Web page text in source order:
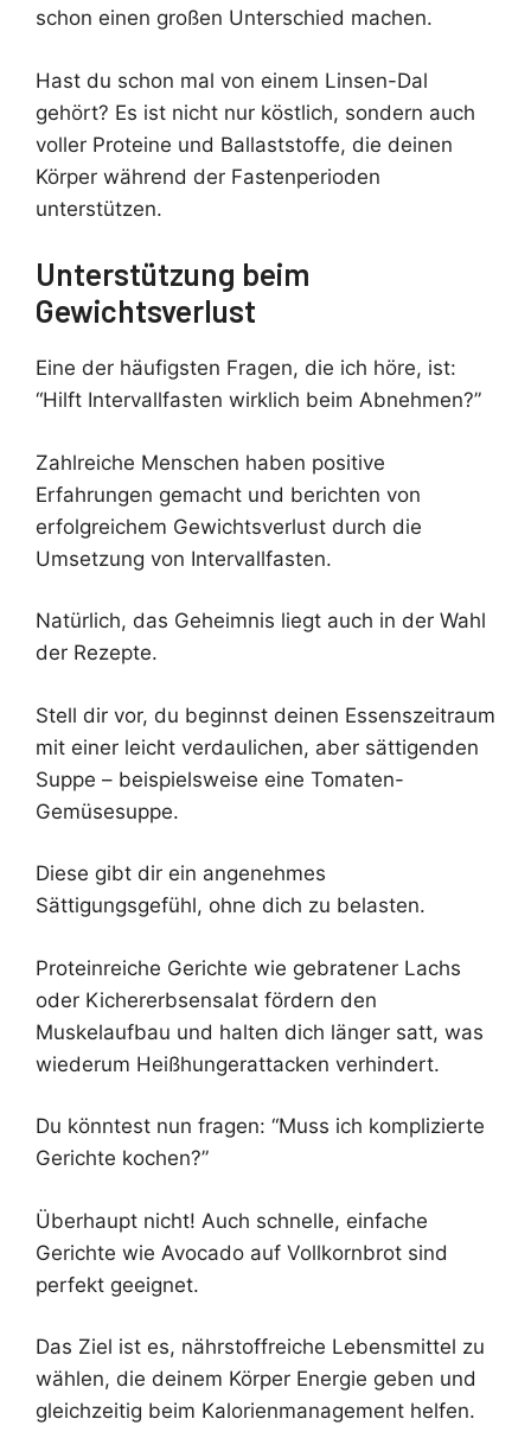
schon einen großen Unterschied machen.
Hast du schon mal von einem Linsen-Dal
gehört? Es ist nicht nur köstlich, sondern auch
voller Proteine und Ballaststoffe, die deinen
Körper während der Fastenperioden
unterstützen.
Unterstützung beim
Gewichtsverlust
Eine der häufigsten Fragen, die ich höre, ist:
“Hilft Intervallfasten wirklich beim Abnehmen?”
Zahlreiche Menschen haben positive
Erfahrungen gemacht und berichten von
erfolgreichem Gewichtsverlust durch die
Umsetzung von Intervallfasten.
Natürlich, das Geheimnis liegt auch in der Wahl
der Rezepte.
Stell dir vor, du beginnst deinen Essenszeitraum
mit einer leicht verdaulichen, aber sättigenden
Suppe – beispielsweise eine Tomaten-
Gemüsesuppe.
Diese gibt dir ein angenehmes
Sättigungsgefühl, ohne dich zu belasten.
Proteinreiche Gerichte wie gebratener Lachs
oder Kichererbsensalat fördern den
Muskelaufbau und halten dich länger satt, was
wiederum Heißhungerattacken verhindert.
Du könntest nun fragen: “Muss ich komplizierte
Gerichte kochen?”
Überhaupt nicht! Auch schnelle, einfache
Gerichte wie Avocado auf Vollkornbrot sind
perfekt geeignet.
Das Ziel ist es, nährstoffreiche Lebensmittel zu
wählen, die deinem Körper Energie geben und
gleichzeitig beim Kalorienmanagement helfen.